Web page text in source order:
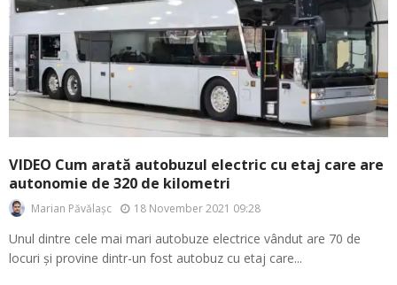
VIDEO Cum arată autobuzul electric cu etaj care are
autonomie de 320 de kilometri
Marian Păvălașc 18 November 2021 09:28
Unul dintre cele mai mari autobuze electrice vândut are 70 de
locuri și provine dintr-un fost autobuz cu etaj care...